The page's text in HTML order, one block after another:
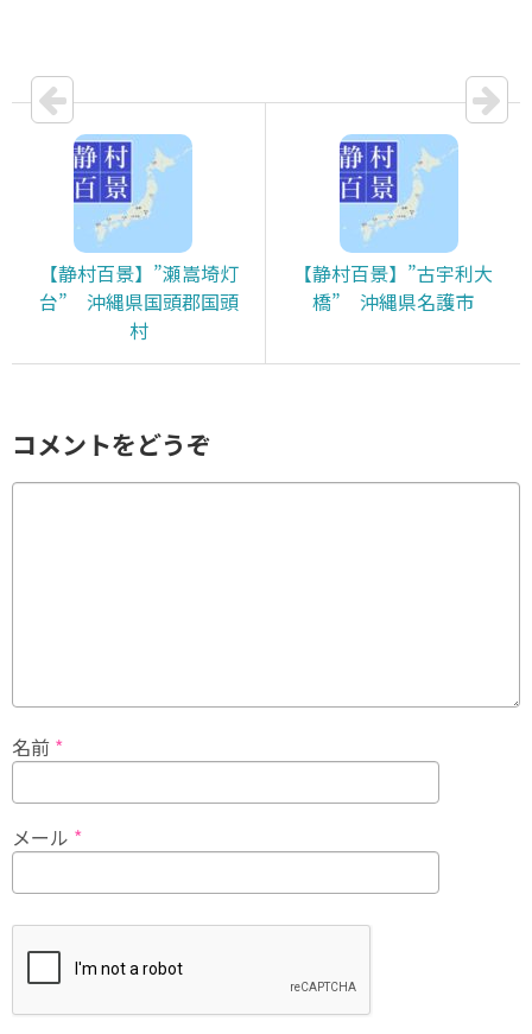
【静村百景】”瀬嵩埼灯
台” 沖縄県国頭郡国頭
村
【静村百景】”古宇利大
橋” 沖縄県名護市
コメントをどうぞ
名前 *
メール *